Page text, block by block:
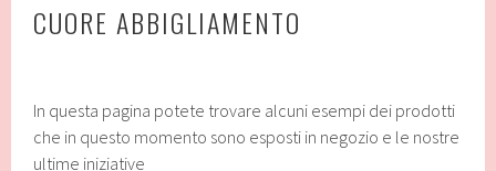
CUORE ABBIGLIAMENTO
In questa pagina potete trovare alcuni esempi dei prodotti
che in questo momento sono esposti in negozio e le nostre
ultime iniziative